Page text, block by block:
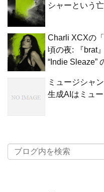
シャーという
Charli XCXの
頃の夜: 『brat
“Indie Sleaze”
ミュージシャ
生成AIはミュ